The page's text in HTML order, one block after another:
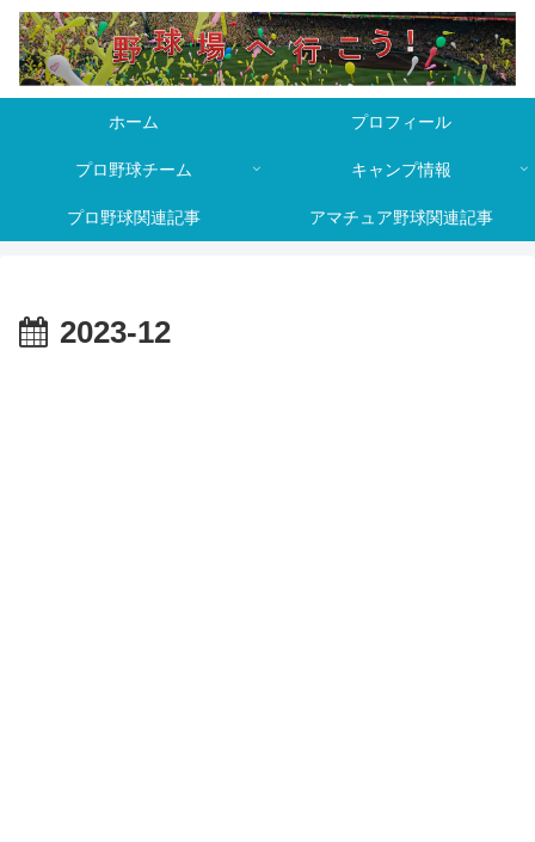
ホーム プロフィール
プロ野球チーム キャンプ情報
プロ野球関連記事 アマチュア野球関連記事
2023-12